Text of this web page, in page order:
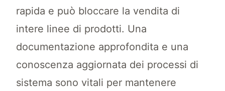
rapida e può bloccare la vendita di
intere linee di prodotti. Una
documentazione approfondita e una
conoscenza aggiornata dei processi di
sistema sono vitali per mantenere